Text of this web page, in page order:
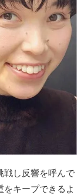
戦し反響を呼んで
キープできるよ